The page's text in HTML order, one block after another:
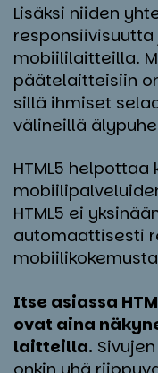
Lisäksi niiden
mobiililaitteilla.
päätelaitteisiin
sillä ihmiset
välineillä
HTML5
HTML5 ei
automaattisesti
Itse asiassa
ovat aina
laitteilla.